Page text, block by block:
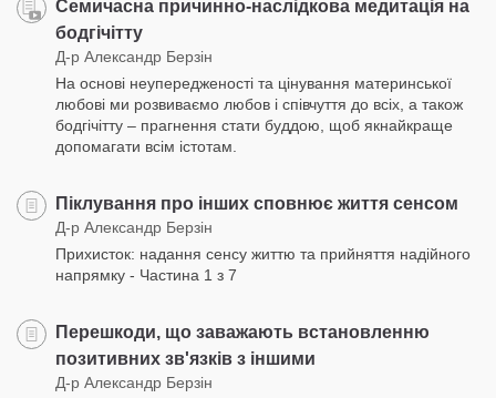
Семичасна причинно-наслідкова медитація на
бодгічітту
Д-р Александр Берзін
На основі неупередженості та цінування материнської
любові ми розвиваємо любов і співчуття до всіх, а також
бодгічітту – прагнення стати буддою, щоб якнайкраще
допомагати всім істотам.
Піклування про інших сповнює життя сенсом
Д-р Александр Берзін
Прихисток: надання сенсу життю та прийняття надійного
напрямку - Частина 1 з 7
Перешкоди, що заважають встановленню
позитивних зв'язків з іншими
Д-р Александр Берзін